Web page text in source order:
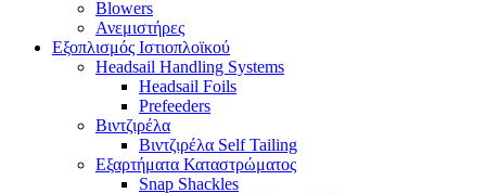
Blowers
Ανεμιστήρες
Εξοπλισμός Ιστιοπλοϊκού
Headsail Handling Systems
Headsail Foils
Prefeeders
Βιντζιρέλα
Βιντζιρέλα Self Tailing
Εξαρτήματα Καταστρώματος
Snap Shackles